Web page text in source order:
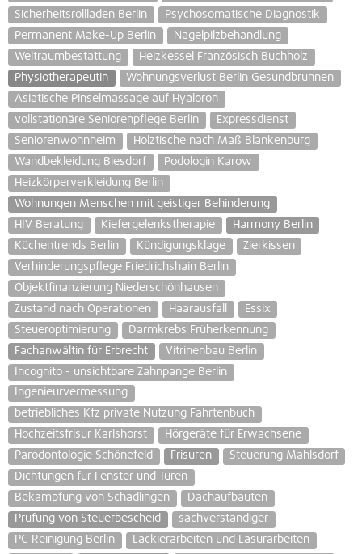
Sicherheitsrollladen Berlin
Psychosomatische Diagnostik
Permanent Make-Up Berlin
Nagelpilzbehandlung
Weltraumbestattung
Heizkessel Französisch Buchholz
Physiotherapeutin
Wohnungsverlust Berlin Gesundbrunnen
Asiatische Pinselmassage auf Hyaloron
vollstationäre Seniorenpflege Berlin
Expressdienst
Seniorenwohnheim
Holztische nach Maß Blankenburg
Wandbekleidung Biesdorf
Podologin Karow
Heizkörperverkleidung Berlin
Wohnungen Menschen mit geistiger Behinderung
HIV Beratung
Kiefergelenkstherapie
Harmony Berlin
Küchentrends Berlin
Kündigungsklage
Zierkissen
Verhinderungspflege Friedrichshain Berlin
Objektfinanzierung Niederschönhausen
Zustand nach Operationen
Haarausfall
Essix
Steueroptimierung
Darmkrebs Früherkennung
Fachanwältin für Erbrecht
Vitrinenbau Berlin
Incognito - unsichtbare Zahnpange Berlin
Ingenieurvermessung
betriebliches Kfz private Nutzung Fahrtenbuch
Hochzeitsfrisur Karlshorst
Hörgeräte für Erwachsene
Parodontologie Schönefeld
Frisuren
Steuerung Mahlsdorf
Dichtungen für Fenster und Türen
Bekämpfung von Schädlingen
Dachaufbauten
Prüfung von Steuerbescheid
sachverständiger
PC-Reinigung Berlin
Lackierarbeiten und Lasurarbeiten